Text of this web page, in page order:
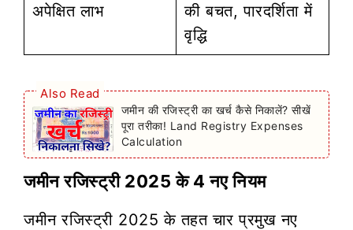
अपेक्षित लाभ
की बचत, पारदर्शिता में
वृद्धि
Also Read
जमीन की रजिस्ट्री का खर्च कैसे निकालें? सीखें
पूरा तरीका! Land Registry Expenses
Calculation
जमीन रजिस्ट्री 2025 के 4 नए नियम
जमीन रजिस्ट्री 2025 के तहत चार प्रमुख नए